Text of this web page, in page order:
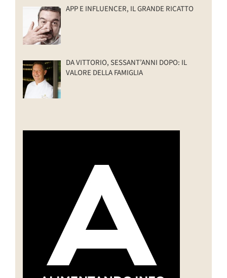
APP E INFLUENCER, IL GRANDE RICATTO
DA VITTORIO, SESSANT’ANNI DOPO: IL
VALORE DELLA FAMIGLIA